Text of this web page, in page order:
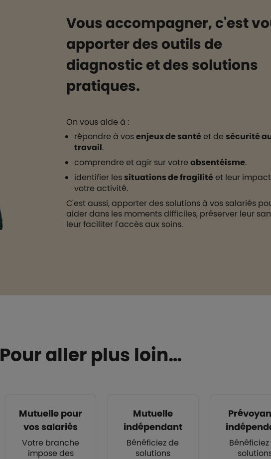
Vous accompagner, c'est
apporter des outils de
diagnostic et des solutions
pratiques.
On vous aide à :
répondre à vosenjeux de santéet de sécurité
travail.
comprendre et agir sur votre absentéisme.
identifier lessituations de fragilitéet leur
votre activité.
C'est aussi, apporter des solutions à vos salariés
aider dans les moments difficiles, préserver leur
leur faciliter l'accès aux soins.
Pour aller plus loin…
Mutuelle pour
vos salariés
Votre branche
impose des
Mutuelle
indépendant
Bénéficiez de
solutions